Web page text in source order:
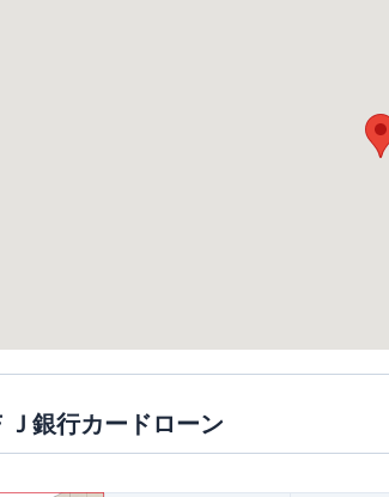
Ｊ銀行カードローン